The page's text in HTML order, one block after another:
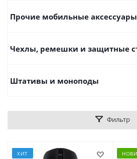
Прочие мобильные аксессуары
Чехлы, ремешки и защитные
Штативы и моноподы
Фильтр
ХИТ